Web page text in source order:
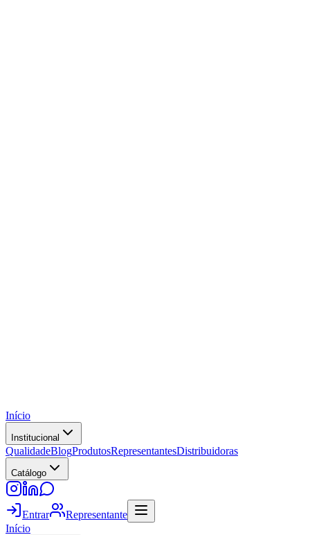
Início
Institucional
QualidadeBlogProdutosRepresentantesDistribuidoras
Catálogo
Entrar
Representante
Início